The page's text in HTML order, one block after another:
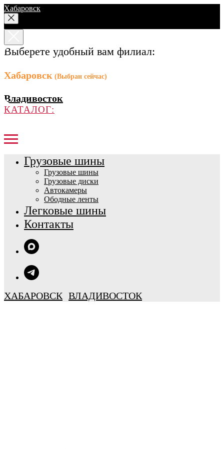
Хабаровск
Выберете удобный вам филиал:
Хабаровск (Выбран сейчас)
Владивосток
КАТАЛОГ:
Грузовые шины
Грузовые шины
Грузовые диски
Автокамеры
Ободные ленты
Легковые шины
Контакты
ХАБАРОВСК ВЛАДИВОСТОК